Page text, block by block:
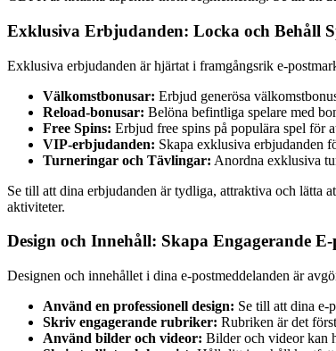
Exklusiva Erbjudanden: Locka och Behåll
Exklusiva erbjudanden är hjärtat i framgångsrik e-
Välkomstbonusar: Erbjud generösa
Reload-bonusar: Belöna befintliga spelare med
Free Spins: Erbjud free spins på populära spel för
VIP-erbjudanden: Skapa exklusiva erbjudanden
Turneringar och Tävlingar: Anordna exklusiva
Se till att dina erbjudanden är tydliga, attraktiva och lätta
aktiviteter.
Design och Innehåll: Skapa Engagerande
Designen och innehållet i dina e-postmeddelanden är
Använd en professionell design: Se till att dina e-
Skriv engagerande rubriker: Rubriken är det
Använd bilder och videor: Bilder och videor kan